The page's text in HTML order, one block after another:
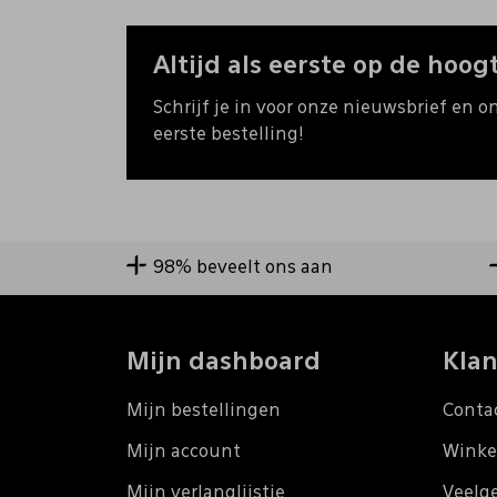
Altijd als eerste op de
Schrijf je in voor onze nieuwsbrief en
eerste bestelling!
98% beveelt ons aan
Mijn dashboard
Mijn bestellingen
Mijn account
Mijn verlanglijstje